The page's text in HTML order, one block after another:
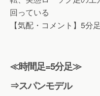
回っている
【気配・コメント】5分
≪時間足=5分足≫
⇒スパンモデル